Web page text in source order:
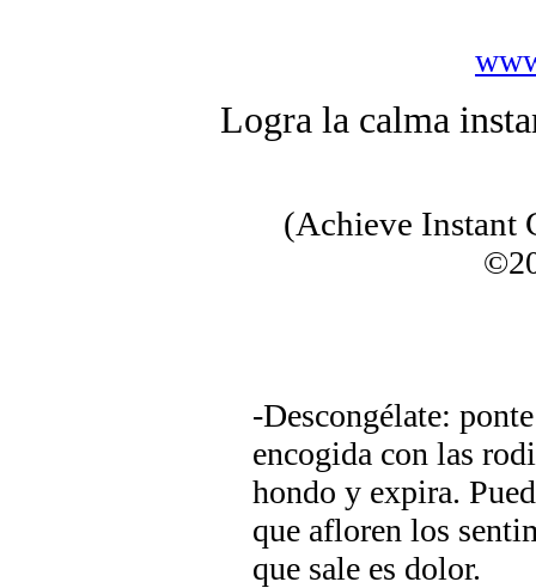
Logra la calma
(Achieve Instant
-Descongélate:
encogida con las
hondo y expira.
que afloren los
que sale es dolor.